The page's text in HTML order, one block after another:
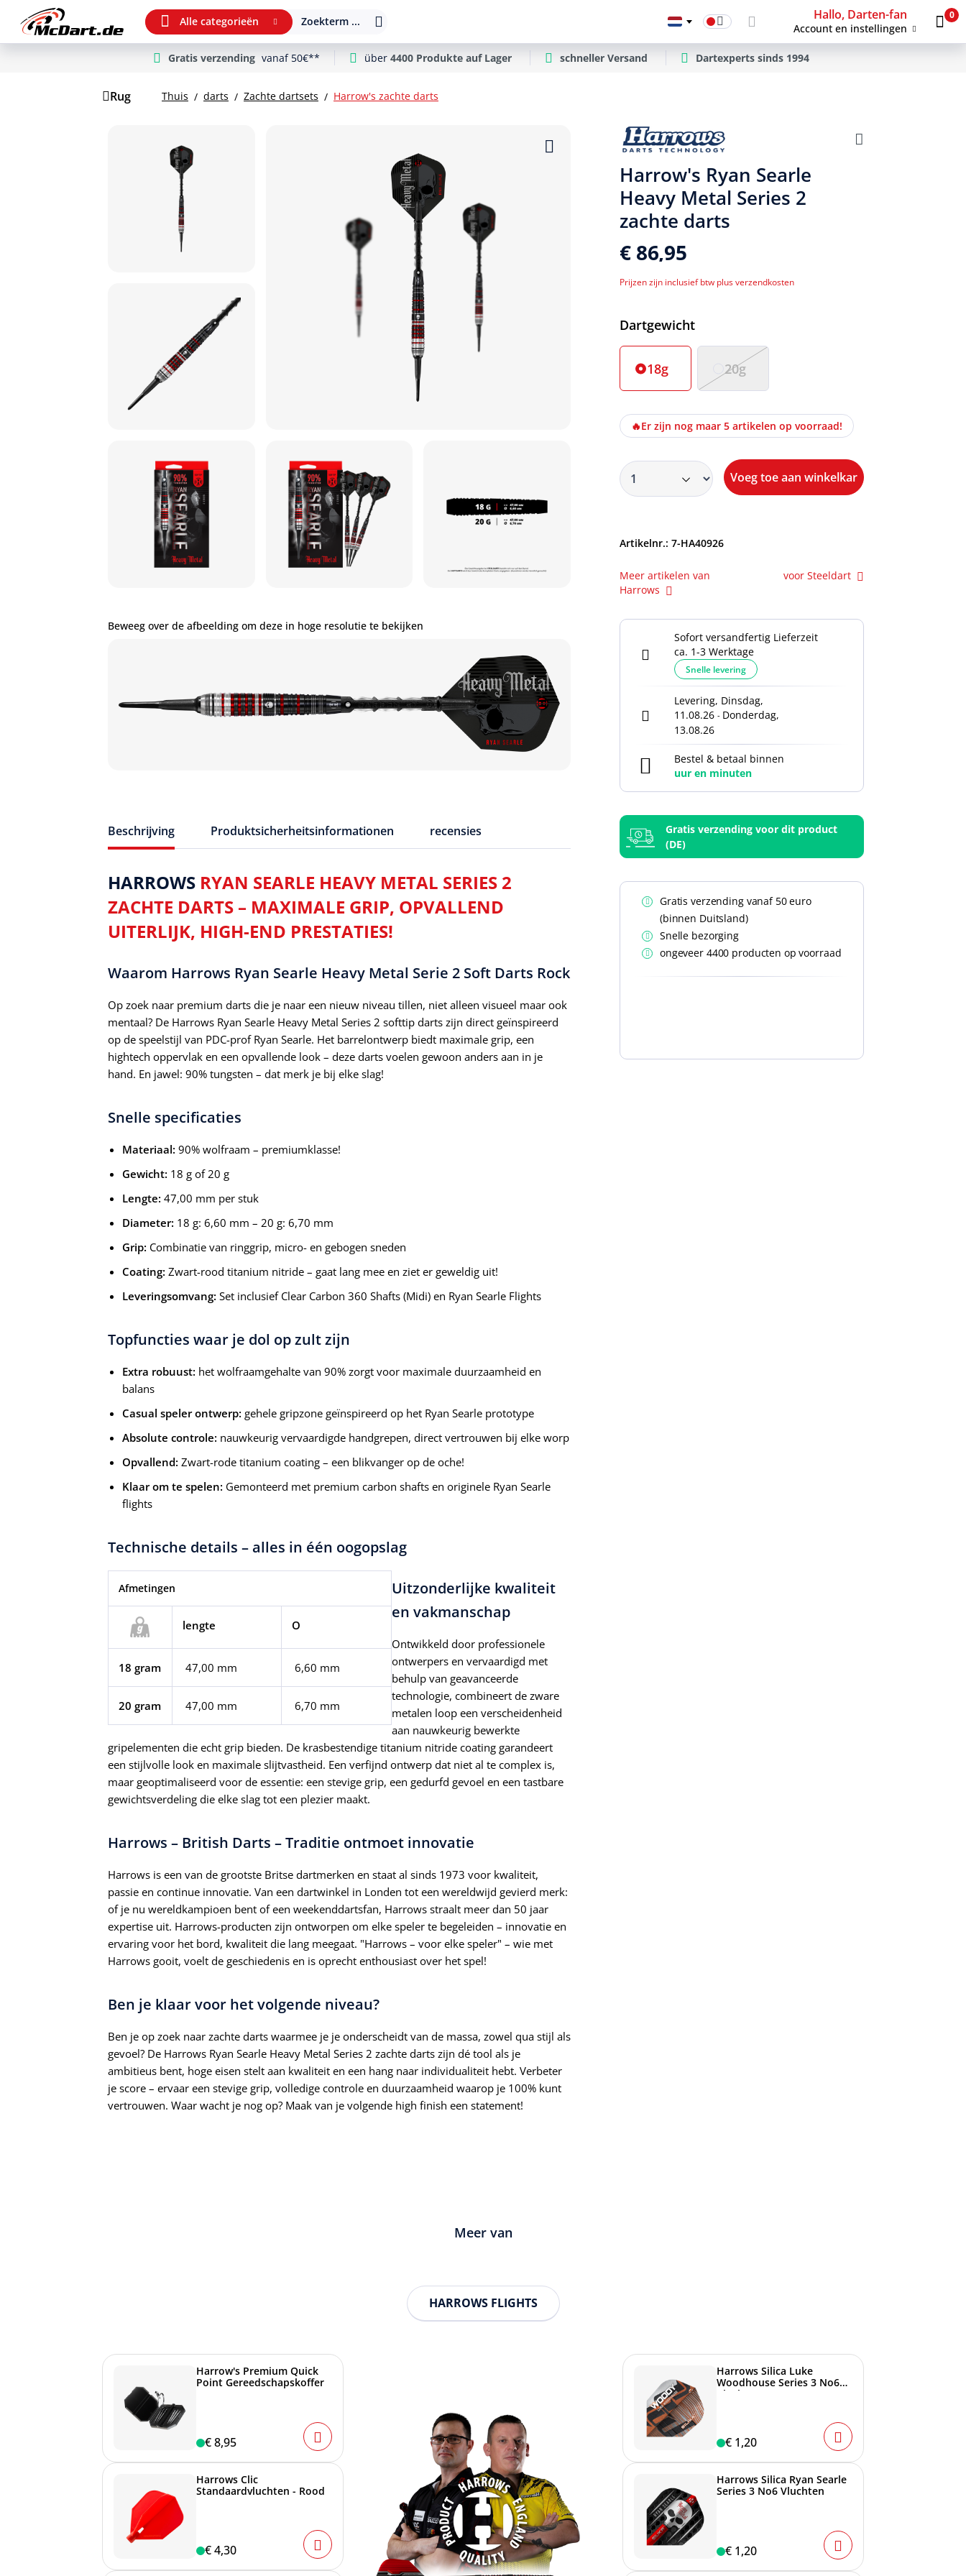
Ga naar de hoofdnavigatie
Alle categorieën Zoekterm ... Hallo, Darten-fan
Account en instellingen
0
Gratis verzending vanaf 50€** über 4400 Produkte auf Lager schneller Versand Dartexperts sinds 1994
Rug Thuis darts Zachte dartsets Harrow's zachte darts
Beweeg over de afbeelding om deze in hoge resolutie te bekijken
Beschrijving Produktsicherheitsinformationen recensies
HARROWS RYAN SEARLE HEAVY METAL SERIES 2
ZACHTE DARTS – MAXIMALE GRIP, OPVALLEND
UITERLIJK, HIGH-END PRESTATIES!
Waarom Harrows Ryan Searle Heavy Metal Serie 2 Soft Darts Rock
Op zoek naar premium darts die je naar een nieuw niveau tillen, niet alleen visueel maar ook
mentaal? De Harrows Ryan Searle Heavy Metal Series 2 softtip darts zijn direct geïnspireerd
op de speelstijl van PDC-prof Ryan Searle. Het barrelontwerp biedt maximale grip, een
hightech oppervlak en een opvallende look – deze darts voelen gewoon anders aan in je
hand. En jawel: 90% tungsten – dat merk je bij elke slag!
Snelle specificaties
Materiaal: 90% wolfraam – premiumklasse!
Gewicht: 18 g of 20 g
Lengte: 47,00 mm per stuk
Diameter: 18 g: 6,60 mm – 20 g: 6,70 mm
Grip: Combinatie van ringgrip, micro- en gebogen sneden
Coating: Zwart-rood titanium nitride – gaat lang mee en ziet er geweldig uit!
Leveringsomvang: Set inclusief Clear Carbon 360 Shafts (Midi) en Ryan Searle Flights
Topfuncties waar je dol op zult zijn
Extra robuust: het wolfraamgehalte van 90% zorgt voor maximale duurzaamheid en
balans
Casual speler ontwerp: gehele gripzone geïnspireerd op het Ryan Searle prototype
Absolute controle: nauwkeurig vervaardigde handgrepen, direct vertrouwen bij elke worp
Opvallend: Zwart-rode titanium coating – een blikvanger op de oche!
Klaar om te spelen: Gemonteerd met premium carbon shafts en originele Ryan Searle
flights
Technische details – alles in één oogopslag
Afmetingen
lengte O
18 gram 47,00 mm 6,60 mm
20 gram 47,00 mm 6,70 mm
Uitzonderlijke kwaliteit
en vakmanschap
Ontwikkeld door professionele
ontwerpers en vervaardigd met
behulp van geavanceerde
technologie, combineert de zware
metalen loop een verscheidenheid
aan nauwkeurig bewerkte
gripelementen die echt grip bieden. De krasbestendige titanium nitride coating garandeert
een stijlvolle look en maximale slijtvastheid. Een verfijnd ontwerp dat niet al te complex is,
maar geoptimaliseerd voor de essentie: een stevige grip, een gedurfd gevoel en een tastbare
gewichtsverdeling die elke slag tot een plezier maakt.
Harrows – British Darts – Traditie ontmoet innovatie
Harrows is een van de grootste Britse dartmerken en staat al sinds 1973 voor kwaliteit,
passie en continue innovatie. Van een dartwinkel in Londen tot een wereldwijd gevierd merk:
of je nu wereldkampioen bent of een weekenddartsfan, Harrows straalt meer dan 50 jaar
expertise uit. Harrows-producten zijn ontworpen om elke speler te begeleiden – innovatie en
ervaring voor het bord, kwaliteit die lang meegaat. "Harrows – voor elke speler" – wie met
Harrows gooit, voelt de geschiedenis en is oprecht enthousiast over het spel!
Ben je klaar voor het volgende niveau?
Ben je op zoek naar zachte darts waarmee je je onderscheidt van de massa, zowel qua stijl als
gevoel? De Harrows Ryan Searle Heavy Metal Series 2 zachte darts zijn dé tool als je
ambitieus bent, hoge eisen stelt aan kwaliteit en een hang naar individualiteit hebt. Verbeter
je score – ervaar een stevige grip, volledige controle en duurzaamheid waarop je 100% kunt
vertrouwen. Waar wacht je nog op? Maak van je volgende high finish een statement!
Harrow's Ryan Searle
Heavy Metal Series 2
zachte darts
€ 86,95
Prijzen zijn inclusief btw plus verzendkosten
Selecteer
Dartgewicht
18g 20g
🔥Er zijn nog maar 5 artikelen op voorraad!
Voeg toe aan winkelkar
Artikelnr.: 7-HA40926
Meer artikelen van
Harrows
voor Steeldart
Sofort versandfertig Lieferzeit
ca. 1-3 Werktage
Snelle levering
Levering, Dinsdag,
11.08.26 - Donderdag,
13.08.26
Bestel & betaal binnen
uur en minuten
Gratis verzending voor dit product
(DE)
Gratis verzending vanaf 50 euro
(binnen Duitsland)
Snelle bezorging
ongeveer 4400 producten op voorraad
Meer van
HARROWS FLIGHTS
Harrow's Premium Quick
Point Gereedschapskoffer
€ 8,95
Harrows Clic
Standaardvluchten - Rood
€ 4,30
Harrows Silica Luke
Woodhouse Series 3 No6
Vluchten
€ 1,20
Harrows Silica Ryan Searle
Series 3 No6 Vluchten
€ 1,20